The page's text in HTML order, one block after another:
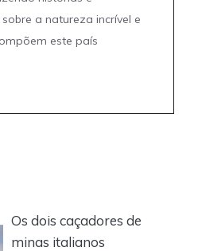
a natureza incrível e
este país
Os dois caçadores de
minas italianos